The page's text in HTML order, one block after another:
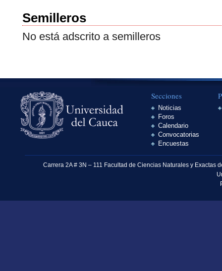
Semilleros
No está adscrito a semilleros
Secciones
Noticias
Foros
Calendario
Convocatorias
Encuestas
Carrera 2A # 3N – 111 Facultad de Ciencias Naturales y